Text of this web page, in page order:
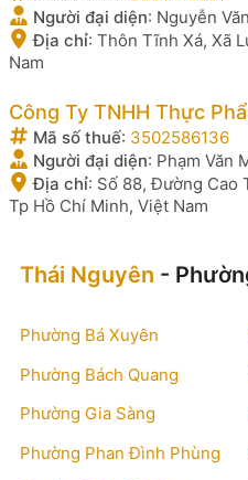
Người đại diện: Nguyễn
Địa chỉ: Thôn Tĩnh Xá, Xã
Nam
Công Ty TNHH Thực
Mã số thuế: 3502586136
Người đại diện: Phạm Văn
Địa chỉ: Số 88, Đường Cao
Tp Hồ Chí Minh, Việt Nam
Thái Nguyên -
Phường Bá Xuyên
Phường Bách Quang
Phường Gia Sàng
Phường Phan Đình Phùng